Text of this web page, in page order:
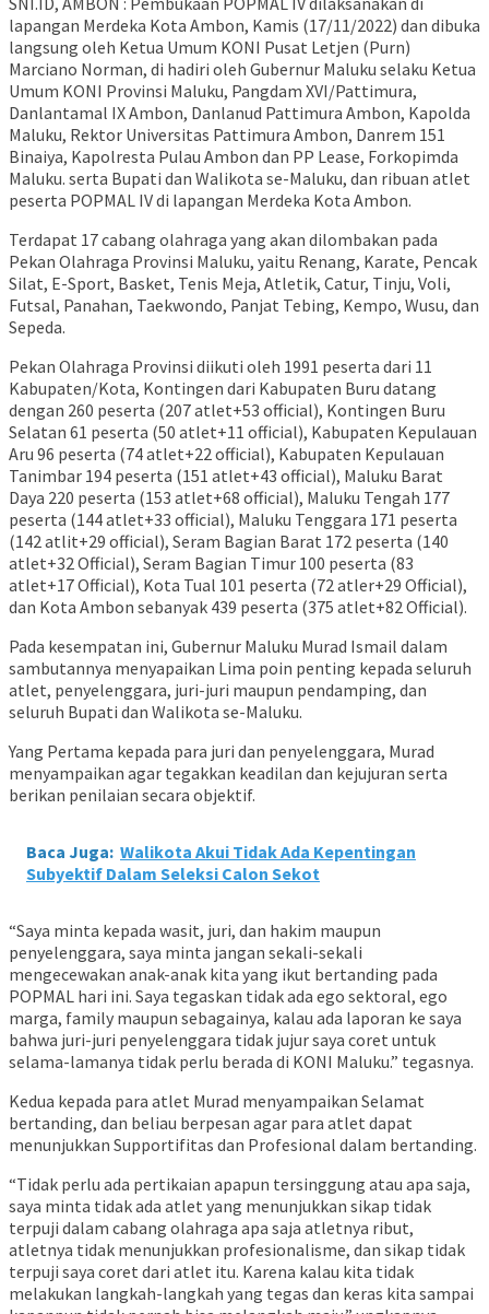
lapangan Merdeka Kota Ambon, Kamis (17/11/2022) dan dibuka
langsung oleh Ketua Umum KONI Pusat Letjen (Purn)
Marciano Norman, di hadiri oleh Gubernur Maluku selaku Ketua
Umum KONI Provinsi Maluku, Pangdam XVI/Pattimura,
Danlantamal IX Ambon, Danlanud Pattimura Ambon, Kapolda
Maluku, Rektor Universitas Pattimura Ambon, Danrem 151
Binaiya, Kapolresta Pulau Ambon dan PP Lease, Forkopimda
Maluku. serta Bupati dan Walikota se-Maluku, dan ribuan atlet
peserta POPMAL IV di lapangan Merdeka Kota Ambon.
Terdapat 17 cabang olahraga yang akan dilombakan pada
Pekan Olahraga Provinsi Maluku, yaitu Renang, Karate, Pencak
Silat, E-Sport, Basket, Tenis Meja, Atletik, Catur, Tinju, Voli,
Futsal, Panahan, Taekwondo, Panjat Tebing, Kempo, Wusu, dan
Sepeda.
Pekan Olahraga Provinsi diikuti oleh 1991 peserta dari 11
Kabupaten/Kota, Kontingen dari Kabupaten Buru datang
dengan 260 peserta (207 atlet+53 official), Kontingen Buru
Selatan 61 peserta (50 atlet+11 official), Kabupaten Kepulauan
Aru 96 peserta (74 atlet+22 official), Kabupaten Kepulauan
Tanimbar 194 peserta (151 atlet+43 official), Maluku Barat
Daya 220 peserta (153 atlet+68 official), Maluku Tengah 177
peserta (144 atlet+33 official), Maluku Tenggara 171 peserta
(142 atlit+29 official), Seram Bagian Barat 172 peserta (140
atlet+32 Official), Seram Bagian Timur 100 peserta (83
atlet+17 Official), Kota Tual 101 peserta (72 atler+29 Official),
dan Kota Ambon sebanyak 439 peserta (375 atlet+82 Official).
Pada kesempatan ini, Gubernur Maluku Murad Ismail dalam
sambutannya menyapaikan Lima poin penting kepada seluruh
atlet, penyelenggara, juri-juri maupun pendamping, dan
seluruh Bupati dan Walikota se-Maluku.
Yang Pertama kepada para juri dan penyelenggara, Murad
menyampaikan agar tegakkan keadilan dan kejujuran serta
berikan penilaian secara objektif.
Baca Juga: Walikota Akui Tidak Ada Kepentingan
Subyektif Dalam Seleksi Calon Sekot
“Saya minta kepada wasit, juri, dan hakim maupun
penyelenggara, saya minta jangan sekali-sekali
mengecewakan anak-anak kita yang ikut bertanding pada
POPMAL hari ini. Saya tegaskan tidak ada ego sektoral, ego
marga, family maupun sebagainya, kalau ada laporan ke saya
bahwa juri-juri penyelenggara tidak jujur saya coret untuk
selama-lamanya tidak perlu berada di KONI Maluku.” tegasnya.
Kedua kepada para atlet Murad menyampaikan Selamat
bertanding, dan beliau berpesan agar para atlet dapat
menunjukkan Supportifitas dan Profesional dalam bertanding.
“Tidak perlu ada pertikaian apapun tersinggung atau apa saja,
saya minta tidak ada atlet yang menunjukkan sikap tidak
terpuji dalam cabang olahraga apa saja atletnya ribut,
atletnya tidak menunjukkan profesionalisme, dan sikap tidak
terpuji saya coret dari atlet itu. Karena kalau kita tidak
melakukan langkah-langkah yang tegas dan keras kita sampai